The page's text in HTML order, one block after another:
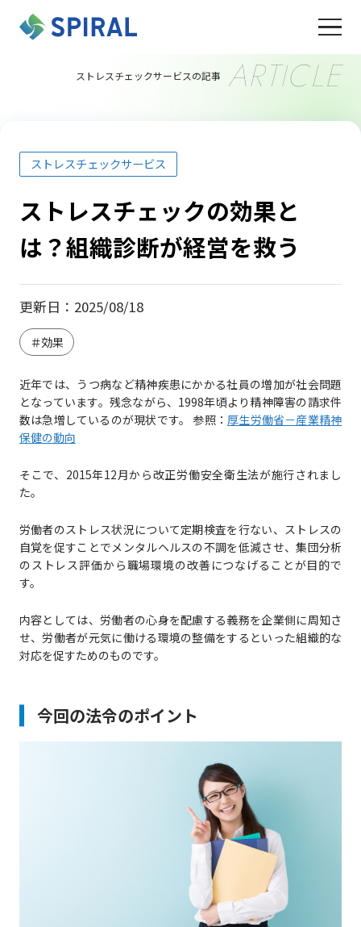
ストレスチェックサービスの記事 ARTICLE
ストレスチェックサービス
ストレスチェックの効果と
は？組織診断が経営を救う
更新日：2025/08/18
＃効果
近年では、うつ病など精神疾患にかかる社員の増加が社会問題
となっています。残念ながら、1998年頃より精神障害の請求件
数は急増しているのが現状です。 参照： 厚生労働省－産業精神
保健の動向
そこで、2015年12月から改正労働安全衛生法が施行されまし
た。
労働者のストレス状況について定期検査を行ない、ストレスの
自覚を促すことでメンタルヘルスの不調を低減させ、集団分析
のストレス評価から職場環境の改善につなげることが目的で
す。
内容としては、労働者の心身を配慮する義務を企業側に周知さ
せ、労働者が元気に働ける環境の整備をするといった組織的な
対応を促すためのものです。
今回の法令のポイント